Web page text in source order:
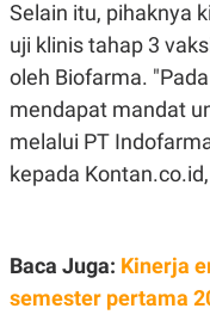
S
A
T
A
T
A
A
G
E
K
O
N
T
L
I
P
Selain itu, pihaknya
uji klinis tahap 3
oleh Biofarma.
mendapat mandat
melalui PT
kepada
Baca Juga: Kinerja
semester pertama